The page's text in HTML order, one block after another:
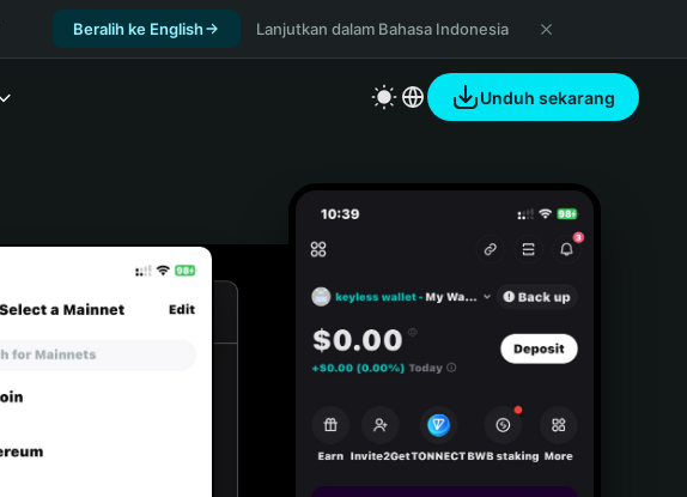
Beralih ke English Lanjutkan dalam Bahasa Indonesia
Unduh sekarang